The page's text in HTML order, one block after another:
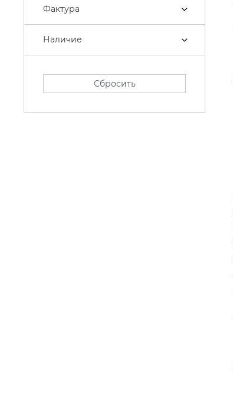
Фактура
Наличие
Сбросить